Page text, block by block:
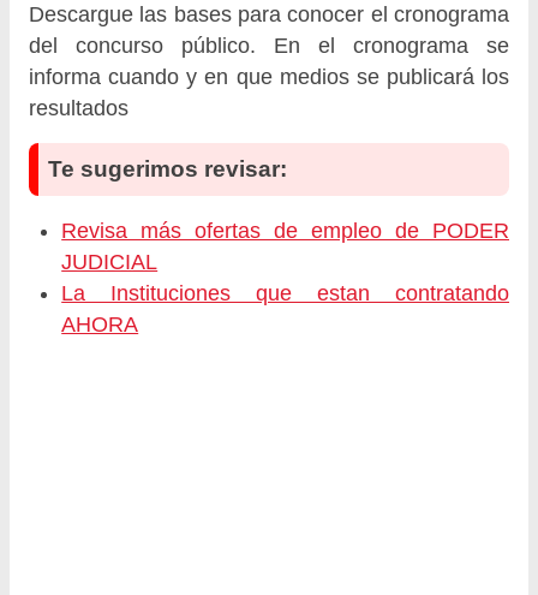
Descargue las bases para conocer el cronograma
del concurso público. En el cronograma se
informa cuando y en que medios se publicará los
resultados
Te sugerimos revisar:
Revisa más ofertas de empleo de PODER
JUDICIAL
La Instituciones que estan contratando
AHORA